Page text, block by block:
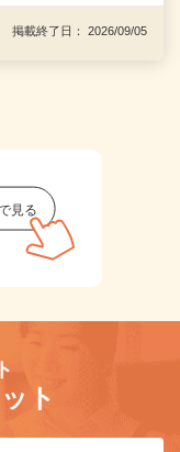
掲載終了日： 2026/09/05
ト